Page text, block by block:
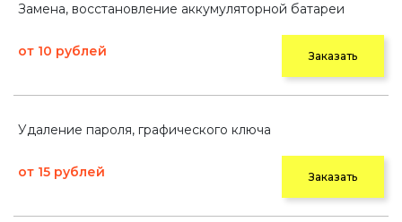
Замена, восстановление аккумуляторной батареи
от 10 рублей Заказать
Удаление пароля, графического ключа
от 15 рублей Заказать